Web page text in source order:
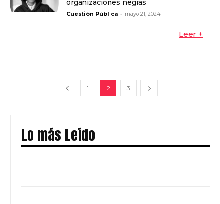
organizaciones negras
Cuestión Pública - mayo 21, 2024
Leer +
1 2 3
Lo más Leído